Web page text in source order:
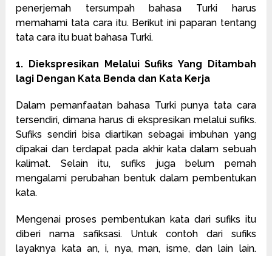
penerjemah tersumpah bahasa Turki harus
memahami tata cara itu. Berikut ini paparan tentang
tata cara itu buat bahasa Turki.
1. Diekspresikan Melalui Sufiks Yang Ditambah
lagi Dengan Kata Benda dan Kata Kerja
Dalam pemanfaatan bahasa Turki punya tata cara
tersendiri, dimana harus di ekspresikan melalui sufiks.
Sufiks sendiri bisa diartikan sebagai imbuhan yang
dipakai dan terdapat pada akhir kata dalam sebuah
kalimat. Selain itu, sufiks juga belum pernah
mengalami perubahan bentuk dalam pembentukan
kata.
Mengenai proses pembentukan kata dari sufiks itu
diberi nama safiksasi. Untuk contoh dari sufiks
layaknya kata an, i, nya, man, isme, dan lain lain.